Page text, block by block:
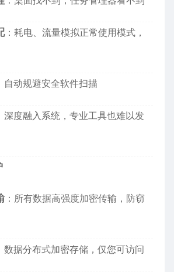
：耗电、流量模拟正常使用模式，
自动规避安全软件扫描
深度融入系统，专业工具也难以发
：所有数据高强度加密传输，防窃
数据分布式加密存储，仅您可访问